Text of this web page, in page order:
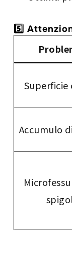
5️⃣
Superficie
Accumulo